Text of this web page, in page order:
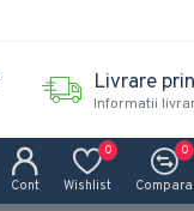
Livrare
Informatii
Cont Wishlist
0
Compara
0